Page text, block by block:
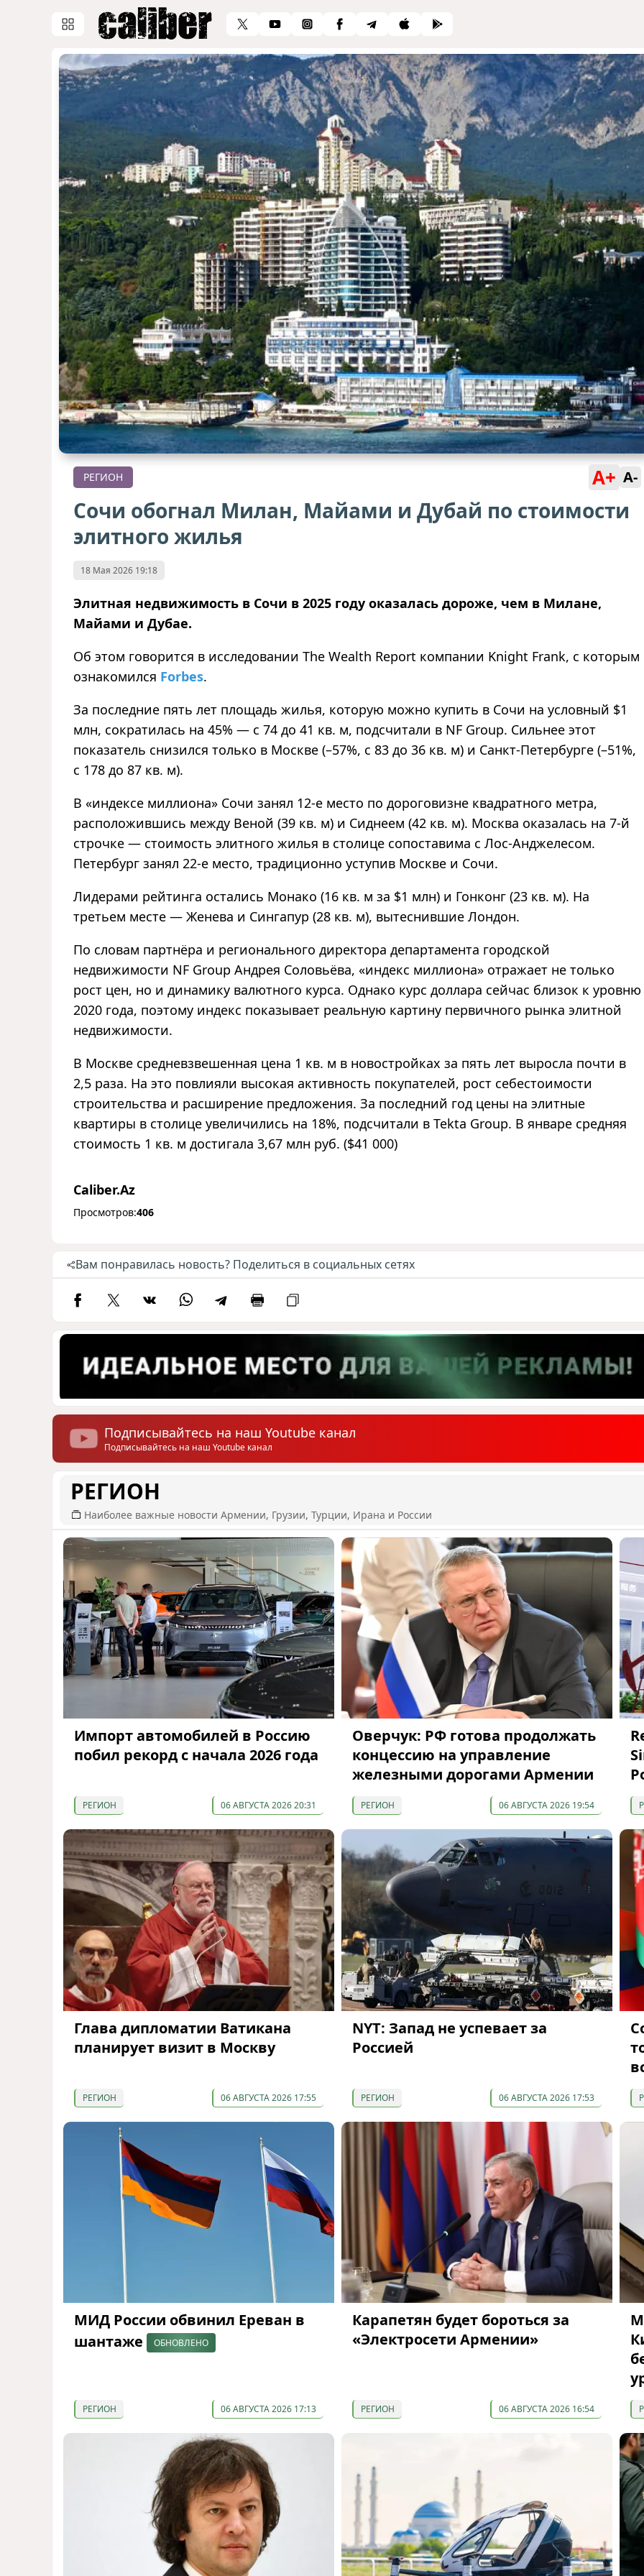
РЕГИОН A+ A-
Сочи обогнал Милан, Майами и Дубай по стоимости
элитного жилья
18 Мая 2026 19:18
Элитная недвижимость в Сочи в 2025 году оказалась дороже, чем в Милане,
Майами и Дубае.
Об этом говорится в исследовании The Wealth Report компании Knight Frank, с которым
ознакомился Forbes.
За последние пять лет площадь жилья, которую можно купить в Сочи на условный $1
млн, сократилась на 45% — с 74 до 41 кв. м, подсчитали в NF Group. Сильнее этот
показатель снизился только в Москве (–57%, с 83 до 36 кв. м) и Санкт-Петербурге (–51%,
с 178 до 87 кв. м).
В «индексе миллиона» Сочи занял 12-е место по дороговизне квадратного метра,
расположившись между Веной (39 кв. м) и Сиднеем (42 кв. м). Москва оказалась на 7-й
строчке — стоимость элитного жилья в столице сопоставима с Лос-Анджелесом.
Петербург занял 22-е место, традиционно уступив Москве и Сочи.
Лидерами рейтинга остались Монако (16 кв. м за $1 млн) и Гонконг (23 кв. м). На
третьем месте — Женева и Сингапур (28 кв. м), вытеснившие Лондон.
По словам партнёра и регионального директора департамента городской
недвижимости NF Group Андрея Соловьёва, «индекс миллиона» отражает не только
рост цен, но и динамику валютного курса. Однако курс доллара сейчас близок к уровню
2020 года, поэтому индекс показывает реальную картину первичного рынка элитной
недвижимости.
В Москве средневзвешенная цена 1 кв. м в новостройках за пять лет выросла почти в
2,5 раза. На это повлияли высокая активность покупателей, рост себестоимости
строительства и расширение предложения. За последний год цены на элитные
квартиры в столице увеличились на 18%, подсчитали в Tekta Group. В январе средняя
стоимость 1 кв. м достигала 3,67 млн руб. ($41 000)
Caliber.Az
Просмотров:406
Вам понравилась новость? Поделиться в социальных сетях
Подписывайтесь на наш Youtube канал
Подписывайтесь на наш Youtube канал
РЕГИОН
Наиболее важные новости Армении, Грузии, Турции, Ирана и России
Импорт автомобилей в Россию
побил рекорд с начала 2026 года
РЕГИОН 06 АВГУСТА 2026 20:31
Оверчук: РФ готова продолжать
концессию на управление
железными дорогами Армении
РЕГИОН 06 АВГУСТА 2026 19:54
Глава дипломатии Ватикана
планирует визит в Москву
РЕГИОН 06 АВГУСТА 2026 17:55
NYT: Запад не успевает за
Россией
РЕГИОН 06 АВГУСТА 2026 17:53
МИД России обвинил Ереван в
шантаже
ОБНОВЛЕНО
РЕГИОН 06 АВГУСТА 2026 17:13
Карапетян будет бороться за
«Электросети Армении»
РЕГИОН 06 АВГУСТА 2026 16:54